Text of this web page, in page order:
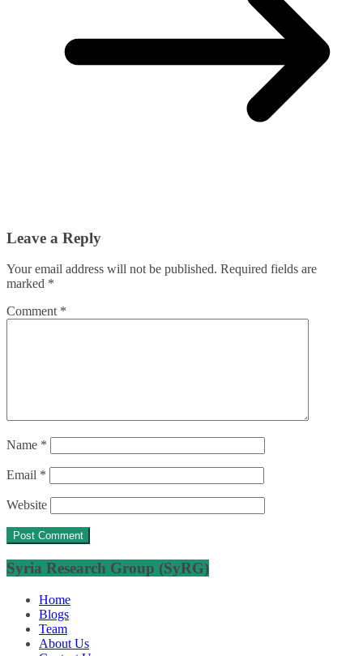
Leave a Reply
Your email address will not be published. Required fields are
marked *
Comment *
Name *
Email *
Website
Syria Research Group (SyRG)
Home
Blogs
Team
About Us